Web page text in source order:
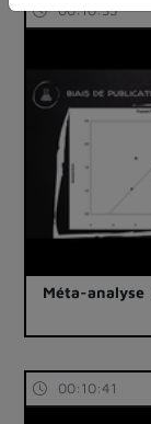
00:10:35
Méta-
00:10:41